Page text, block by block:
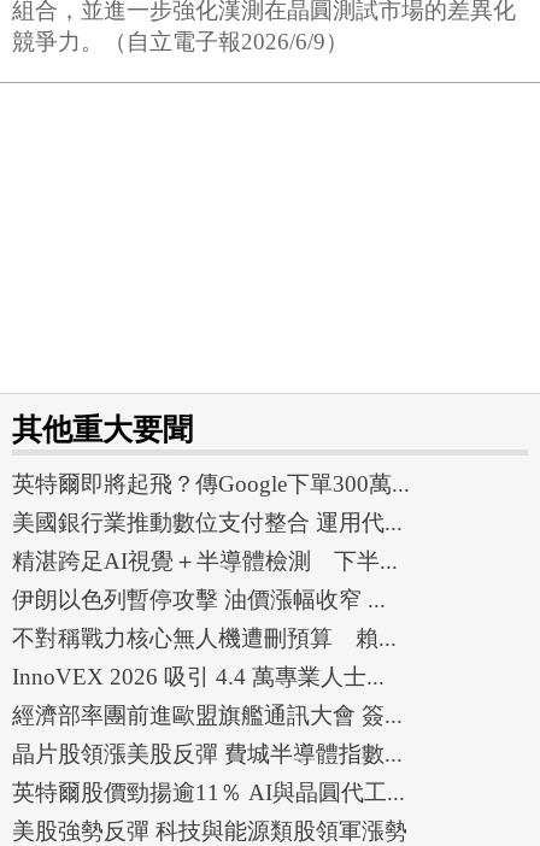
組合，並進一步強化漢測在晶圓測試市場的差異化
競爭力。（自立電子報2026/6/9）
其他重大要聞
英特爾即將起飛？傳Google下單300萬...
美國銀行業推動數位支付整合 運用代...
精湛跨足AI視覺＋半導體檢測 下半...
伊朗以色列暫停攻擊 油價漲幅收窄 ...
不對稱戰力核心無人機遭刪預算 賴...
InnoVEX 2026 吸引 4.4 萬專業人士...
經濟部率團前進歐盟旗艦通訊大會 簽...
晶片股領漲美股反彈 費城半導體指數...
英特爾股價勁揚逾11％ AI與晶圓代工...
美股強勢反彈 科技與能源類股領軍漲勢